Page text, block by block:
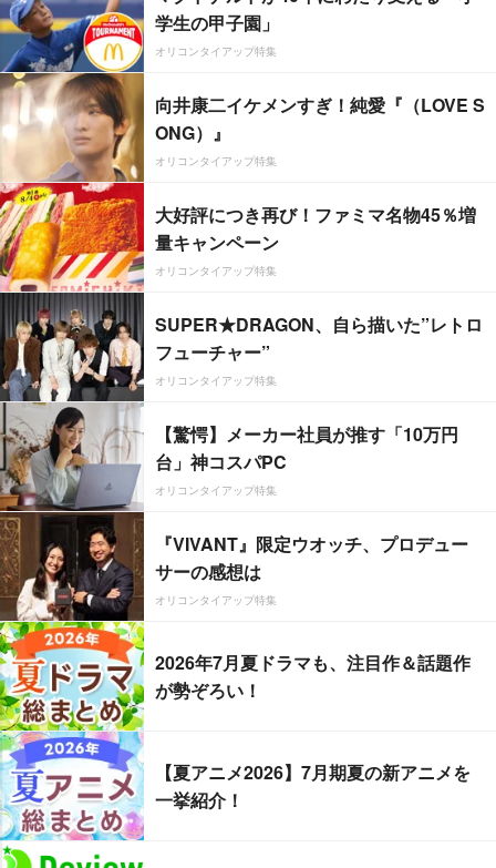
学生の甲子園」
オリコンタイアップ特集
向井康二イケメンすぎ！純愛『（LOVE S
ONG）』
オリコンタイアップ特集
大好評につき再び！ファミマ名物45％増
量キャンペーン
オリコンタイアップ特集
SUPER★DRAGON、自ら描いた”レトロ
フューチャー”
オリコンタイアップ特集
【驚愕】メーカー社員が推す「10万円
台」神コスパPC
オリコンタイアップ特集
『VIVANT』限定ウオッチ、プロデュー
サーの感想は
オリコンタイアップ特集
2026年7月夏ドラマも、注目作＆話題作
が勢ぞろい！
【夏アニメ2026】7月期夏の新アニメを
一挙紹介！